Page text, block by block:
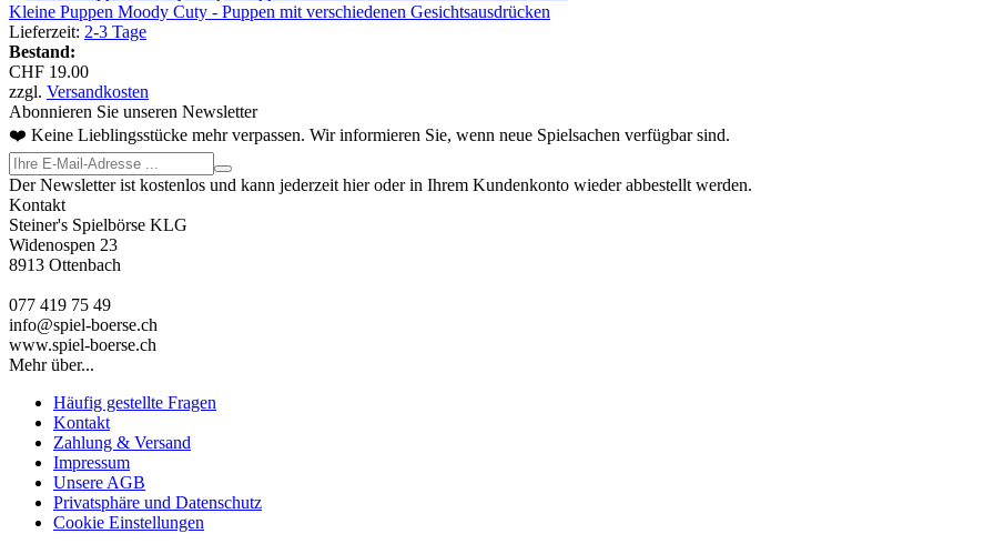
Kleine Puppen Moody Cuty - Puppen mit verschiedenen Gesichtsausdrücken
Lieferzeit: 2-3 Tage
Bestand:
CHF 19.00
zzgl. Versandkosten
Abonnieren Sie unseren Newsletter
❤️ Keine Lieblingsstücke mehr verpassen. Wir informieren Sie, wenn neue Spielsachen verfügbar sind.
Der Newsletter ist kostenlos und kann jederzeit hier oder in Ihrem Kundenkonto wieder abbestellt werden.
Kontakt
Steiner's Spielbörse KLG
Widenospen 23
8913 Ottenbach
077 419 75 49
info@spiel-boerse.ch
www.spiel-boerse.ch
Mehr über...
Häufig gestellte Fragen
Kontakt
Zahlung & Versand
Impressum
Unsere AGB
Privatsphäre und Datenschutz
Cookie Einstellungen